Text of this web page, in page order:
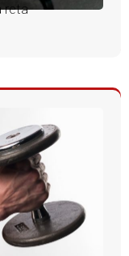
reta